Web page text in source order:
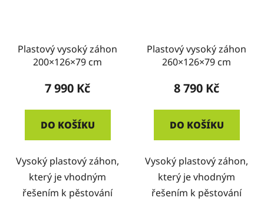
Plastový vysoký záhon
200×126×79 cm
7 990 Kč
DO KOŠÍKU
Vysoký plastový záhon,
který je vhodným
řešením k pěstování
Plastový vysoký záhon
260×126×79 cm
8 790 Kč
DO KOŠÍKU
Vysoký plastový záhon,
který je vhodným
řešením k pěstování